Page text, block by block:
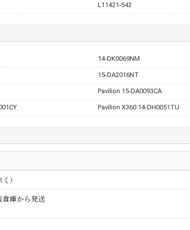
L11421-542
14-DK0069NM
15-DA2016NT
Pavilion 15-DA0093CA
Pavilion X360 14-DH0051TU
）
庫から発送